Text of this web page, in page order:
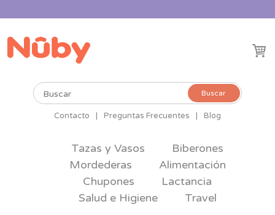
Buscar
Buscar
Contacto Preguntas Frecuentes Blog
Tazas y Vasos
Biberones
Mordederas
Alimentación
Chupones
Lactancia
Salud e Higiene
Travel